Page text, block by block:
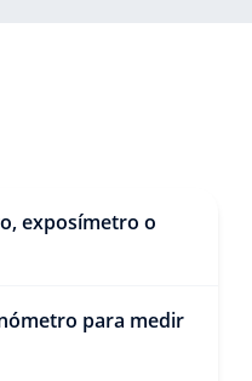
exposímetro o
para medir